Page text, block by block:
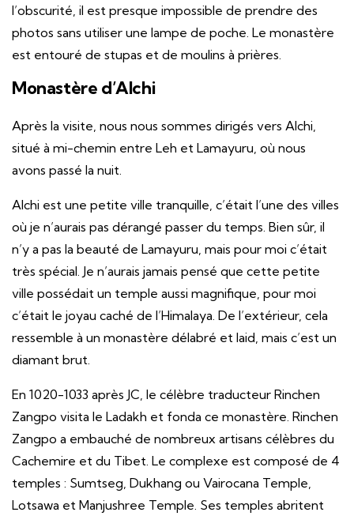
l’obscurité, il est presque impossible de prendre des
photos sans utiliser une lampe de poche. Le monastère
est entouré de stupas et de moulins à prières.
Monastère d’Alchi
Après la visite, nous nous sommes dirigés vers Alchi,
situé à mi-chemin entre Leh et Lamayuru, où nous
avons passé la nuit.
Alchi est une petite ville tranquille, c’était l’une des villes
où je n’aurais pas dérangé passer du temps. Bien sûr, il
n’y a pas la beauté de Lamayuru, mais pour moi c’était
très spécial. Je n’aurais jamais pensé que cette petite
ville possédait un temple aussi magnifique, pour moi
c’était le joyau caché de l’Himalaya. De l’extérieur, cela
ressemble à un monastère délabré et laid, mais c’est un
diamant brut.
En 1020-1033 après JC, le célèbre traducteur Rinchen
Zangpo visita le Ladakh et fonda ce monastère. Rinchen
Zangpo a embauché de nombreux artisans célèbres du
Cachemire et du Tibet. Le complexe est composé de 4
temples : Sumtseg, Dukhang ou Vairocana Temple,
Lotsawa et Manjushree Temple. Ses temples abritent